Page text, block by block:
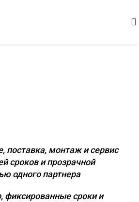
поставка, монтаж и сервис
сроков и прозрачной
одного партнера
фиксированные сроки и